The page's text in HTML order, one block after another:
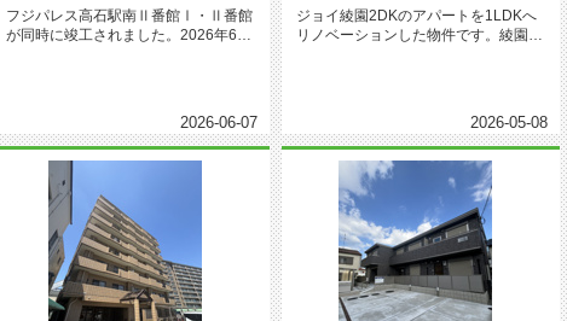
フジパレス高石駅南Ⅱ番館Ⅰ・Ⅱ番館
が同時に竣工されました。2026年6月
2026-06-07
ジョイ綾園2DKのアパートを1LDKへ
リノベーションした物件です。綾園に
2026-05-08